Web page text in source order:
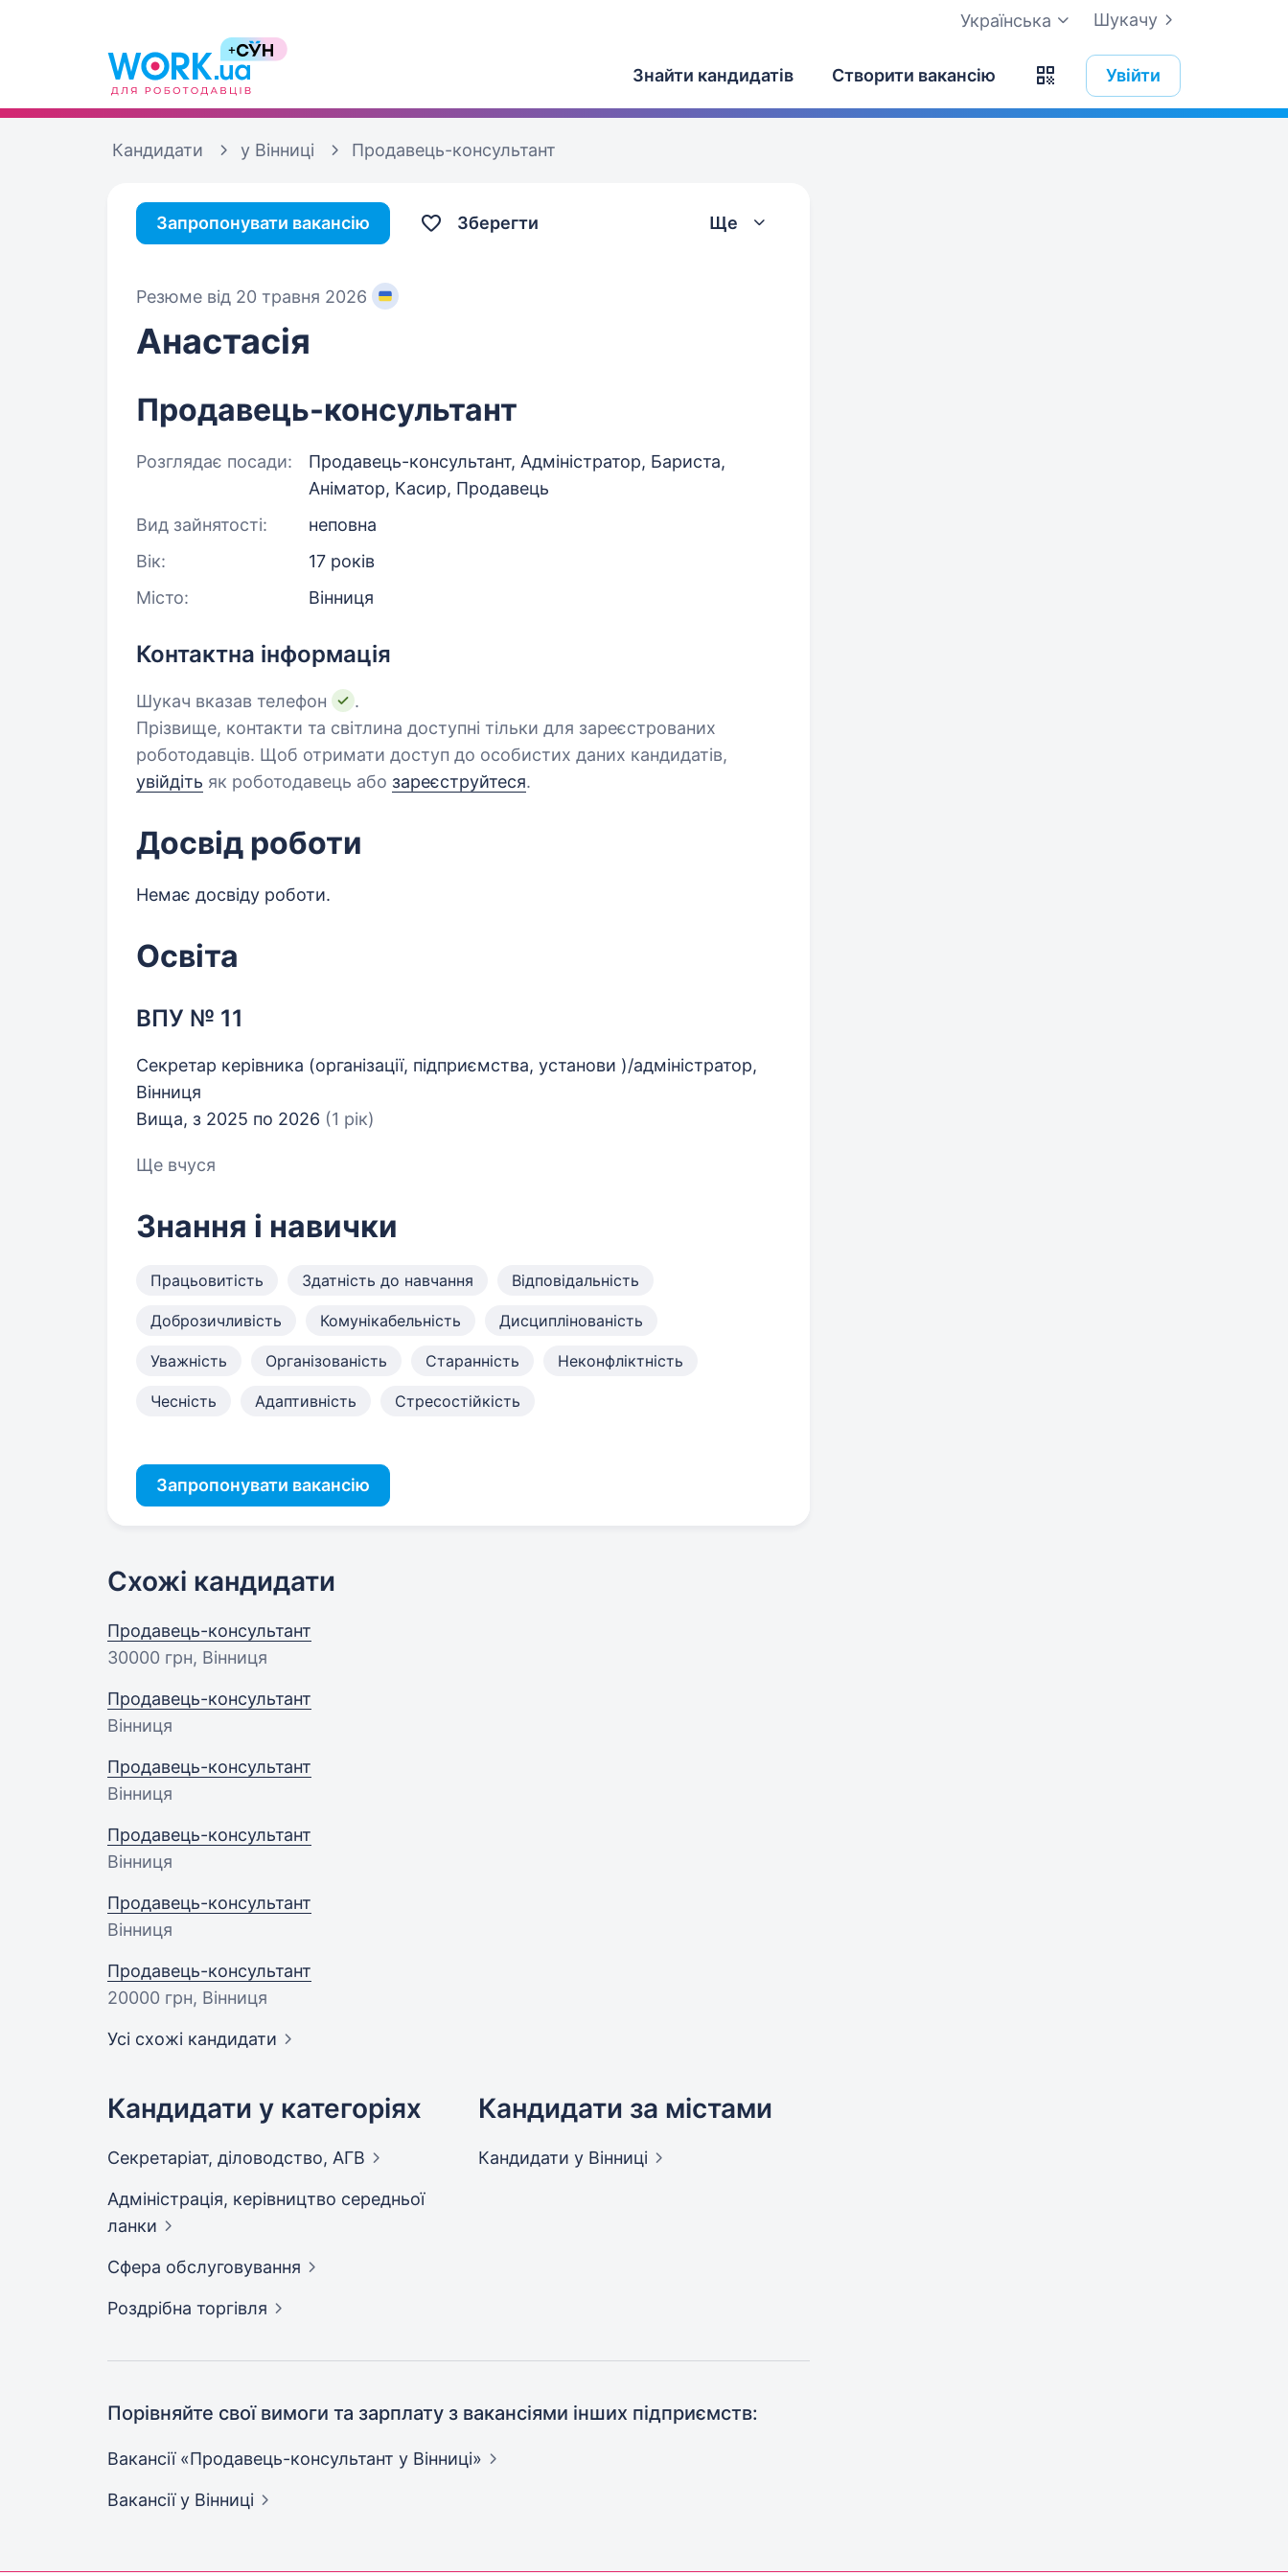
Шукачу
Українська
Знайти кандидатів Створити вакансію Увійти
Кандидати у Вінниці Продавець-консультант
Запропонувати вакансію Зберегти Ще
Резюме від 20 травня 2026
Анастасія
Продавець-консультант
Розглядає посади:
Продавець-консультант, Адміністратор, Бариста,
Аніматор, Касир, Продавець
Вид зайнятості:
неповна
Вік:
17 років
Місто:
Вінниця
Контактна інформація
Шукач вказав телефон
.
Прізвище, контакти та світлина доступні тільки для зареєстрованих
роботодавців. Щоб отримати доступ до особистих даних кандидатів,
увійдіть як роботодавець або зареєструйтеся.
Досвід роботи
Немає досвіду роботи.
Освіта
ВПУ № 11
Секретар керівника (організації, підприємства, установи )/адміністратор,
Вінниця
Вища, з 2025 по 2026 (1 рік)
Ще вчуся
Знання і навички
Працьовитість Здатність до навчання Відповідальність
Доброзичливість Комунікабельність Дисциплінованість
Уважність Організованість Старанність Неконфліктність
Чесність Адаптивність Стресостійкість
Запропонувати вакансію
Схожі кандидати
Продавець-консультант
30000 грн, Вінниця
Продавець-консультант
Вінниця
Продавець-консультант
Вінниця
Продавець-консультант
Вінниця
Продавець-консультант
Вінниця
Продавець-консультант
20000 грн, Вінниця
Усі схожі кандидати
Кандидати у категоріях
Секретаріат, діловодство, АГВ
Адмiнiстрацiя, керівництво середньої
ланки
Сфера обслуговування
Роздрібна торгівля
Кандидати за містами
Кандидати у Вінниці
Порівняйте свої вимоги та зарплату з вакансіями інших підприємств:
Вакансії «Продавець-консультант у Вінниці»
Вакансіїу Вінниці